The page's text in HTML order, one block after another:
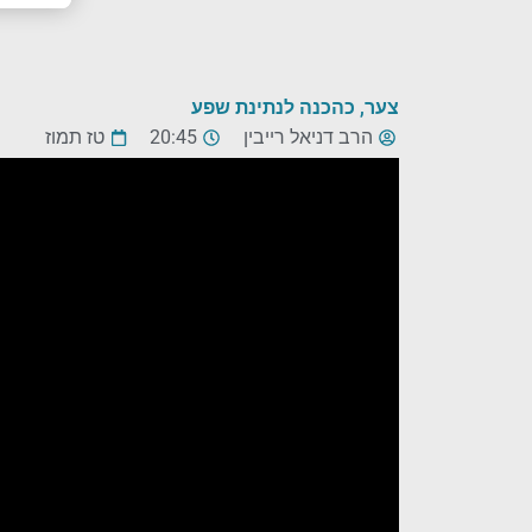
צער, כהכנה לנתינת שפע
הרב דניאל רייבין
20:45 טז תמוז